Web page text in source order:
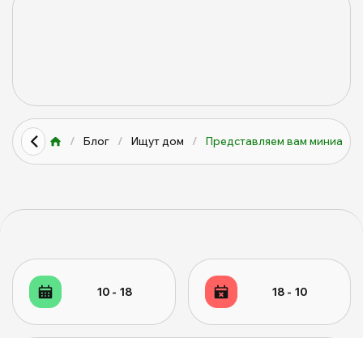
/ Блог / Ищут дом / Представляем вам
10 - 18 18 - 10